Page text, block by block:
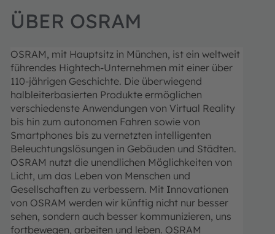
ÜBER OSRAM
OSRAM, mit Hauptsitz in München, ist ein weltweit
führendes Hightech-Unternehmen mit einer über
110-jährigen Geschichte. Die überwiegend
halbleiterbasierten Produkte ermöglichen
verschiedenste Anwendungen von Virtual Reality
bis hin zum autonomen Fahren sowie von
Smartphones bis zu vernetzten intelligenten
Beleuchtungslösungen in Gebäuden und Städten.
OSRAM nutzt die unendlichen Möglichkeiten von
Licht, um das Leben von Menschen und
Gesellschaften zu verbessern. Mit Innovationen
von OSRAM werden wir künftig nicht nur besser
sehen, sondern auch besser kommunizieren, uns
fortbewegen, arbeiten und leben. OSRAM